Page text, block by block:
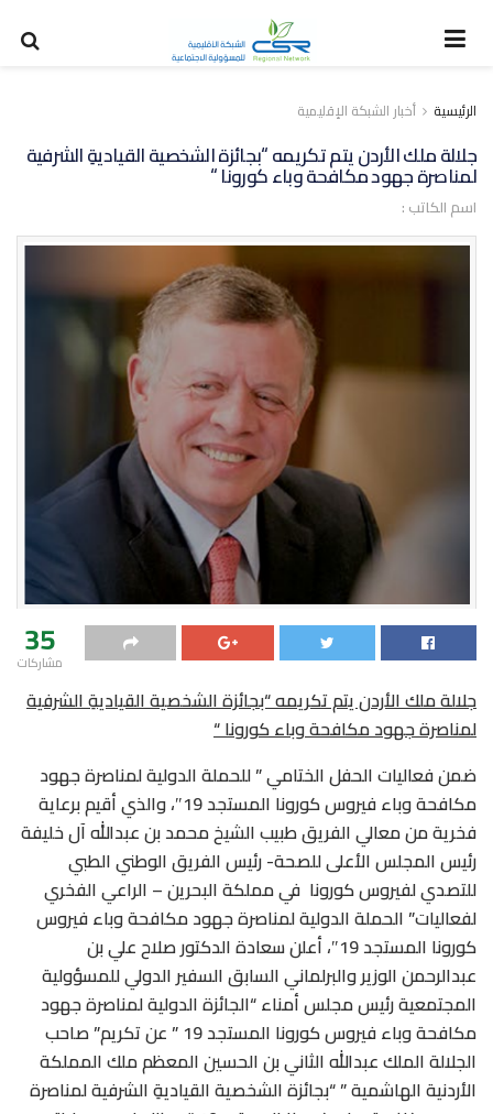
الرئيسية أخبار الشبكة الإقليمية
جلالة ملك الأردن يتم تكريمه “بجائزة الشخصية القياديةِ الشرفية
لمناصرة جهود مكافحة وباء كورونا “
اسم الكاتب :
35
مشاركات
جلالة ملك الأردن يتم تكريمه “بجائزةالشخصية القياديةِ الشرفية
لمناصرة جهود مكافحة وباء كورونا “
ضمن فعاليات الحفل الختامي ” للحملة الدولية لمناصرة جهود
مكافحة وباء فيروس كورونا المستجد 19″، والذي أقيم برعاية
فخرية من معالي الفريق طبيب الشيخ محمد بن عبدالله آل خليفة
رئيس المجلس الأعلى للصحة- رئيس الفريق الوطني الطبي
للتصدي لفيروس كورونا في مملكة البحرين – الراعي الفخري
لفعاليات” الحملة الدولية لمناصرة جهود مكافحة وباء فيروس
كورونا المستجد 19″، أعلن سعادة الدكتور صلاح علي بن
عبدالرحمن الوزير والبرلماني السابق السفير الدولي للمسؤولية
المجتمعية رئيس مجلس أمناء “الجائزة الدولية لمناصرة جهود
مكافحة وباء فيروس كورونا المستجد 19 ” عن تكريم” صاحب
الجلالة الملك عبدالله الثاني بن الحسين المعظم ملك المملكة
الأردنية الهاشمية ” “بجائزة الشخصية القياديةِ الشرفية لمناصرة